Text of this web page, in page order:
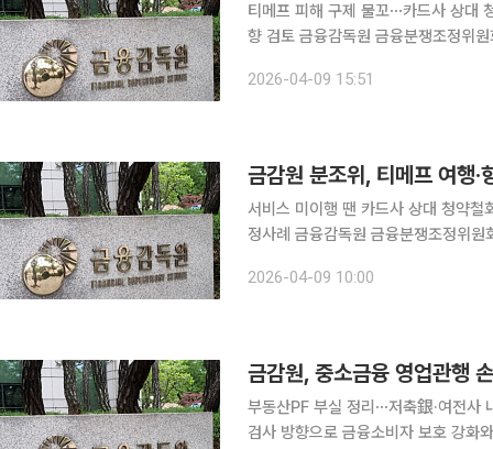
티메프 피해 구제 물꼬⋯카드사 상대
향 검토 금융감독원 금융분쟁조정위원회(이하 분조위)가 티몬·위메프(티메프) 사태와 관련해 여행
업계는 이번 결정이 대규모 유사 민
2026-04-09 15:51
금감원 분조위, 티메프 여행
서비스 미이행 땐 카드사 상대 청약
정사례 금융감독원 금융분쟁조정위원회가 티몬·위메프 사태로 여행·항공권 서비스를 이용하지 못한
드사는 이미 납부한 결제대금을 환급
2026-04-09 10:00
금감원, 중소금융 영업관행
부동산PF 부실 정리⋯저축銀·여전사 내부통제 책임성 강화 금
검사 방향으로 금융소비자 보호 강화